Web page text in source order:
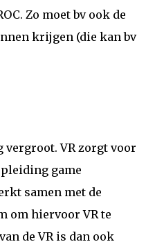
Zo moet bv ook de
krijgen (die kan bv
vergroot. VR zorgt voor
game
samen met de
om hiervoor VR te
de VR is dan ook